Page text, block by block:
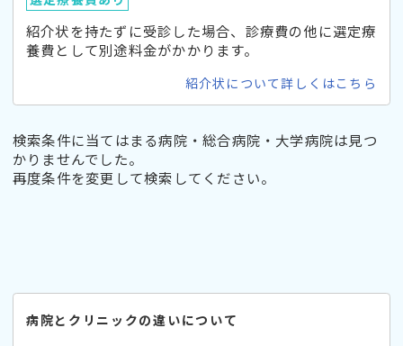
紹介状を持たずに受診した場合、診療費の他に選定療
養費として別途料金がかかります。
紹介状について詳しくはこちら
検索条件に当てはまる病院・総合病院・大学病院は見つ
かりませんでした。
再度条件を変更して検索してください。
病院とクリニックの違いについて